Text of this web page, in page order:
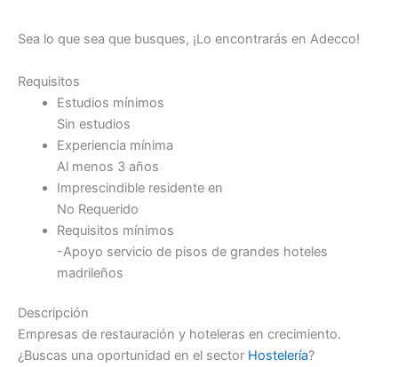
Sea lo que sea que busques, ¡Lo encontrarás en Adecco!
Requisitos
Estudios mínimos
Sin estudios
Experiencia mínima
Al menos 3 años
Imprescindible residente en
No Requerido
Requisitos mínimos
-Apoyo servicio de pisos de grandes hoteles
madrileños
Descripción
Empresas de restauración y hoteleras en crecimiento.
¿Buscas una oportunidad en el sector Hostelería?